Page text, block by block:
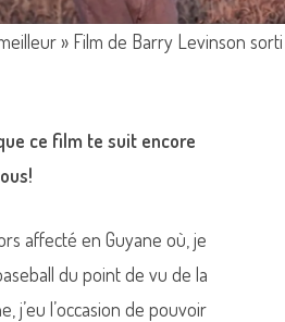
» Film de Barry Levinson sorti
ce film te suit encore
affecté en Guyane où, je
du point de vu de la
j’eu l’occasion de pouvoir